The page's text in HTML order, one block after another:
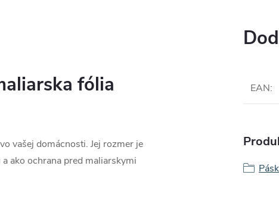
fólia
vašej domácnosti. Jej rozmer je
ako ochrana pred maliarskymi
EAN: